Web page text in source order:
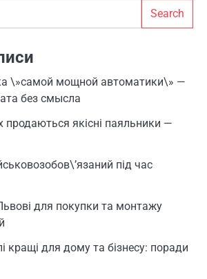
Search
\»самой мощной автоматики\» —
без смысла
продаються якісні паяльники —
під час
для покупки та монтажу
кращі для дому та бізнесу: поради